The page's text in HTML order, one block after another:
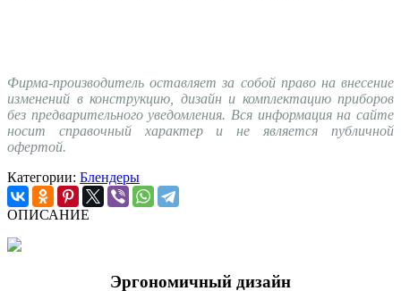
Фирма-производитель оставляет за собой право на внесение
изменений в конструкцию, дизайн и комплектацию приборов
без предварительного уведомления. Вся информация на сайте
носит справочный характер и не является публичной
офертой.
Категории: Блендеры
ОПИСАНИЕ
Эргономичный дизайн